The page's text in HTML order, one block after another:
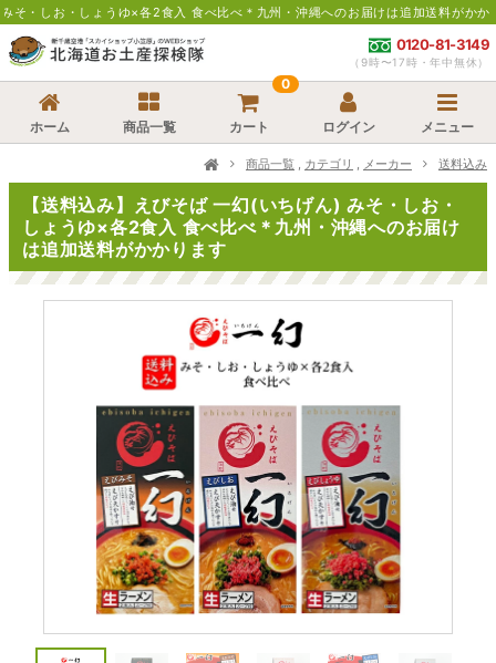
2食入 食べ比べ＊九州・沖縄へのお届けは追加送料がかかります】北海道の
0120-81-3149
（9時〜17時・年中無休）
ホーム 商品一覧 カート
0
ログイン メニュー
商品一覧 , カテゴリ , メーカー 送料込み
【送料込み】えびそば 一幻(いちげん) みそ・しお・
しょうゆ×各2食入 食べ比べ＊九州・沖縄へのお届け
は追加送料がかかります